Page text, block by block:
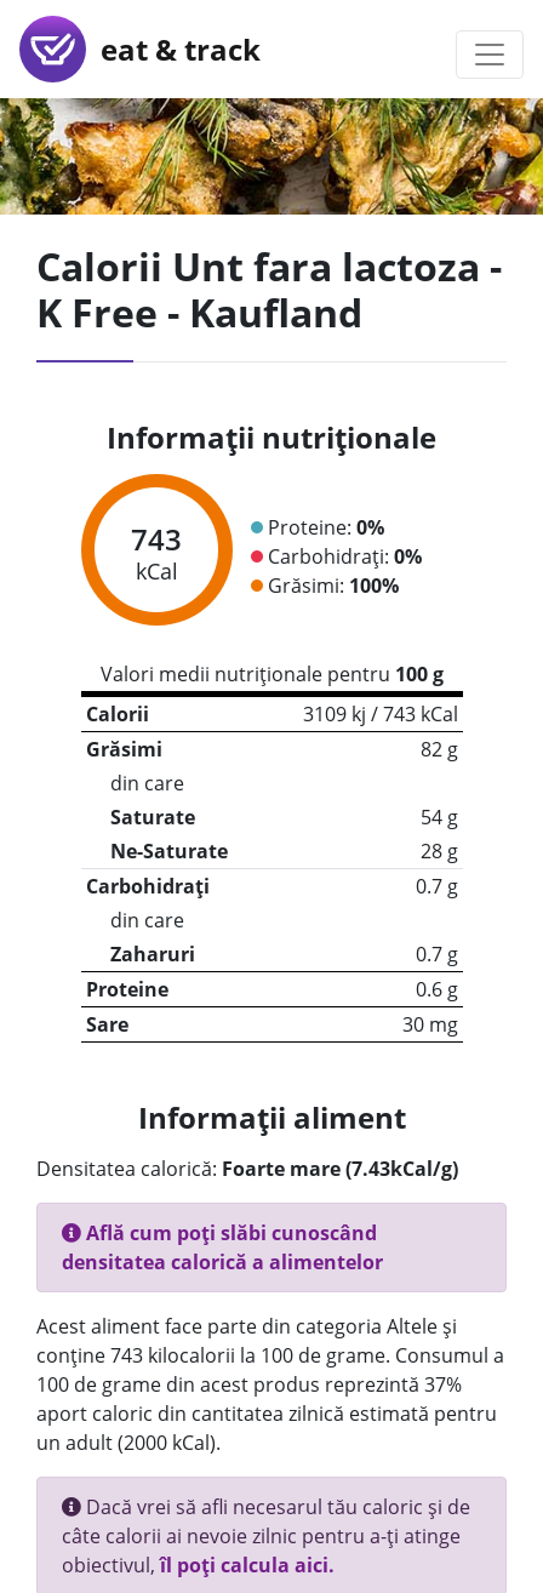
eat & track
Calorii Unt fara lactoza -
K Free - Kaufland
Informații nutriționale
743
kCal
Proteine: 0%
Carbohidrați: 0%
Grăsimi: 100%
Valori medii nutriționale pentru 100 g
Calorii
3109 kj / 743 kCal
Grăsimi
82 g
din care
Saturate
54 g
Ne-Saturate
28 g
Carbohidrați
0.7 g
din care
Zaharuri
0.7 g
Proteine
0.6 g
Sare
30 mg
Informații aliment
Densitatea calorică: Foarte mare (7.43kCal/g)
Află cum poți slăbi cunoscând
densitatea calorică a alimentelor
Acest aliment face parte din categoria Altele și
conține 743 kilocalorii la 100 de grame. Consumul a
100 de grame din acest produs reprezintă 37%
aport caloric din cantitatea zilnică estimată pentru
un adult (2000 kCal).
Dacă vrei să afli necesarul tău caloric și de
câte calorii ai nevoie zilnic pentru a-ți atinge
obiectivul,îl poți calcula aici.